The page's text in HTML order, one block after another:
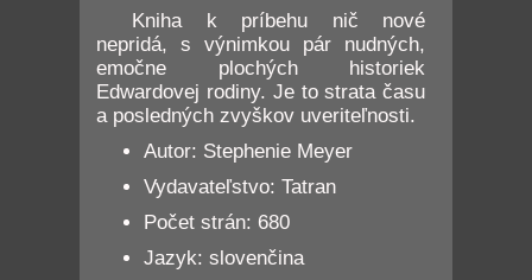
Kniha k príbehu nič nové
nepridá, s výnimkou pár nudných,
emočne plochých historiek
Edwardovej rodiny. Je to strata času
a posledných zvyškov uveriteľnosti.
Autor: Stephenie Meyer
Vydavateľstvo: Tatran
Počet strán: 680
Jazyk: slovenčina